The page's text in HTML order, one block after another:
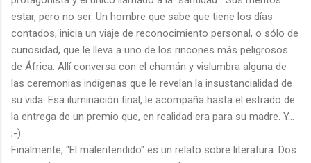
estar, pero no ser. Un hombre que sabe que tiene los días
contados, inicia un viaje de reconocimiento personal, o sólo de
curiosidad, que le lleva a uno de los rincones más peligrosos
de África. Allí conversa con el chamán y vislumbra alguna de
las ceremonias indígenas que le revelan la insustancialidad de
su vida. Esa iluminación final, le acompaña hasta el estrado de
la entrega de un premio que, en realidad era para su madre. Y...
;-)
Finalmente, "El malentendido" es un relato sobre literatura. Dos